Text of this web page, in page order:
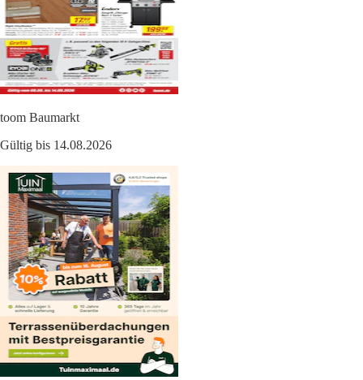
toom Baumarkt
Gültig bis 14.08.2026